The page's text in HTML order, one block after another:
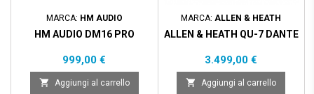
MARCA: HM AUDIO
HM AUDIO DM16 PRO
Prezzo
999,00 €
 Aggiungi al carrello
MARCA: ALLEN & HEATH
ALLEN & HEATH QU-7 DANTE
Prezzo
3.499,00 €
 Aggiungi al carrello